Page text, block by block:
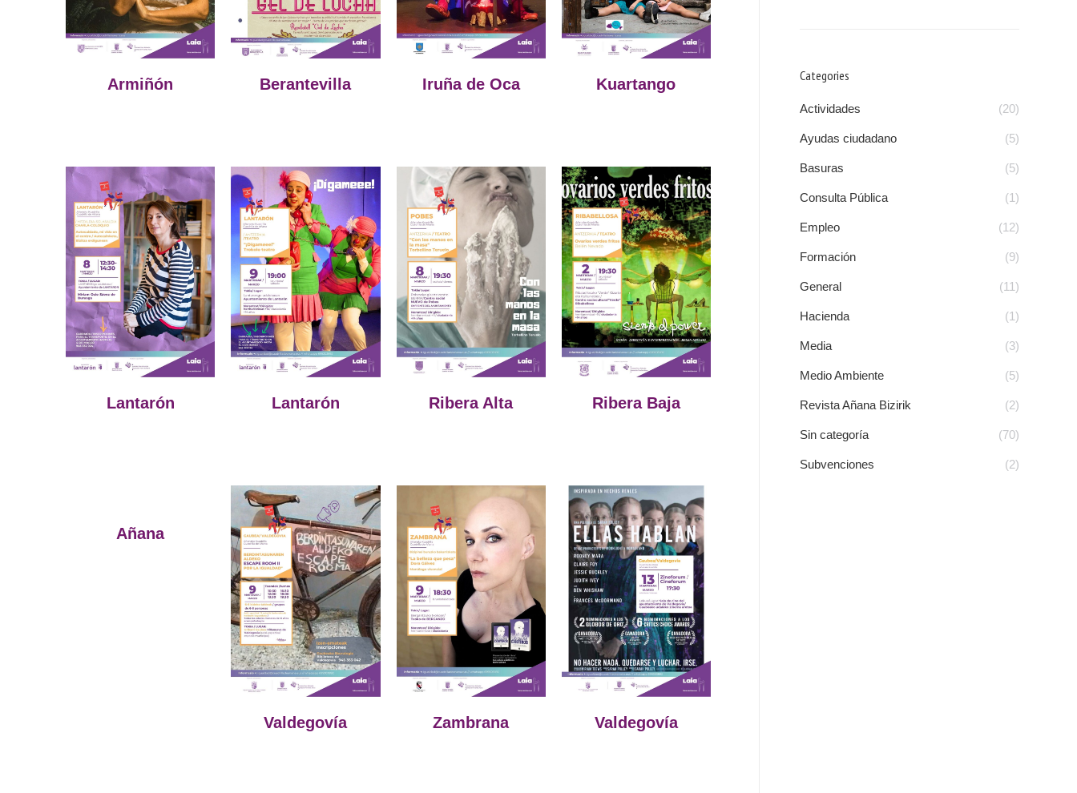
Armiñón Berantevilla Iruña de Oca Kuartango
Lantarón Lantarón Ribera Alta Ribera Baja
Añana
Valdegovía Zambrana Valdegovía
Categories
Actividades (20)
Ayudas ciudadano (5)
Basuras (5)
Consulta Pública (1)
Empleo (12)
Formación (9)
General (11)
Hacienda (1)
Media (3)
Medio Ambiente (5)
Revista Añana Bizirik (2)
Sin categoría (70)
Subvenciones (2)